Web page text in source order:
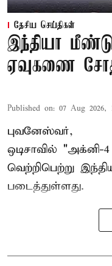
தேசிய செய்திகள்
இந்தியா
ஏவுகணை
Published on: 07 Aug 2026,
புவனேஸ்வர்,
ஒடிசாவில்
வெற்றிபெற்று
படைத்துள்ளது.